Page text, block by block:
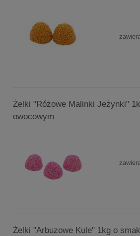
Żelki "Różowe Malinki Jeżynki"
owocowym
Żelki "Arbuzowe Kule" 1kg o